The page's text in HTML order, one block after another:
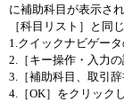
に補助科目が表示され
［科目リスト］と同
1.クイックナビゲー
2.［キー操作・入力
3.［補助科目、取引
4.［OK］をクリック